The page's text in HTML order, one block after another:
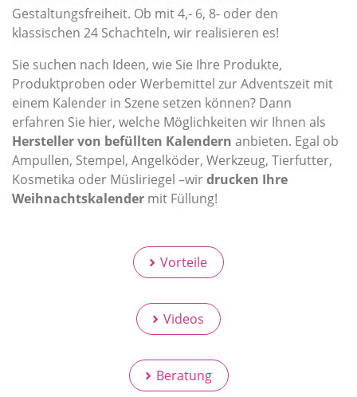
Gestaltungsfreiheit. Ob mit 4,- 6, 8- oder den
klassischen 24 Schachteln, wir realisieren es!
Sie suchen nach Ideen, wie Sie Ihre Produkte,
Produktproben oder Werbemittel zur Adventszeit mit
einem Kalender in Szene setzen können? Dann
erfahren Sie hier, welche Möglichkeiten wir Ihnen als
Hersteller von befüllten Kalendern anbieten. Egal ob
Ampullen, Stempel, Angelköder, Werkzeug, Tierfutter,
Kosmetika oder Müsliriegel –wirdrucken Ihre
Weihnachtskalender mit Füllung!
Vorteile
Videos
Beratung